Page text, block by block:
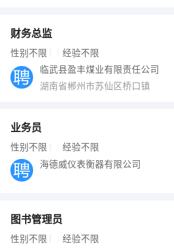
财务总监
性别不限 经验不限
临武县盈丰煤业有限责任公司
湖南省郴州市苏仙区桥口镇
业务员
性别不限 经验不限
海德威仪表衡器有限公司
图书管理员
性别不限 经验不限